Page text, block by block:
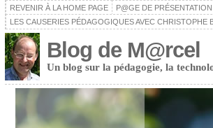
REVENIR À LA HOME PAGE P@GE DE
LES CAUSERIES PÉDAGOGIQUES AVEC CHRISTOPHE
Blog de M@rcel
Un blog sur la pédagogie, la